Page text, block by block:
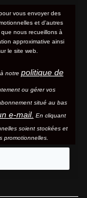
vous envoyer des
et d'autres
nous recueillons à
approximative ainsi
le site web.
notre politique de
ou gérer vos
situé au bas
e-mail. En cliquant
soient stockées et
promotionnelles.